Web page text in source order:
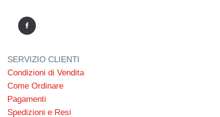
SERVIZIO CLIENTI
Condizioni di Vendita
Come Ordinare
Pagamenti
Spedizioni e Resi